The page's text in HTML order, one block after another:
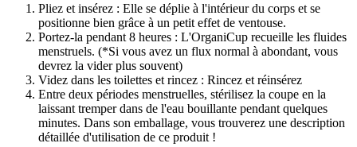
Pliez et insérez : Elle se déplie à l'intérieur du corps et se
positionne bien grâce à un petit effet de ventouse.
Portez-la pendant 8 heures : L'OrganiCup recueille les fluides
menstruels. (*Si vous avez un flux normal à abondant, vous
devrez la vider plus souvent)
Videz dans les toilettes et rincez : Rincez et réinsérez
Entre deux périodes menstruelles, stérilisez la coupe en la
laissant tremper dans de l'eau bouillante pendant quelques
minutes. Dans son emballage, vous trouverez une description
détaillée d'utilisation de ce produit !